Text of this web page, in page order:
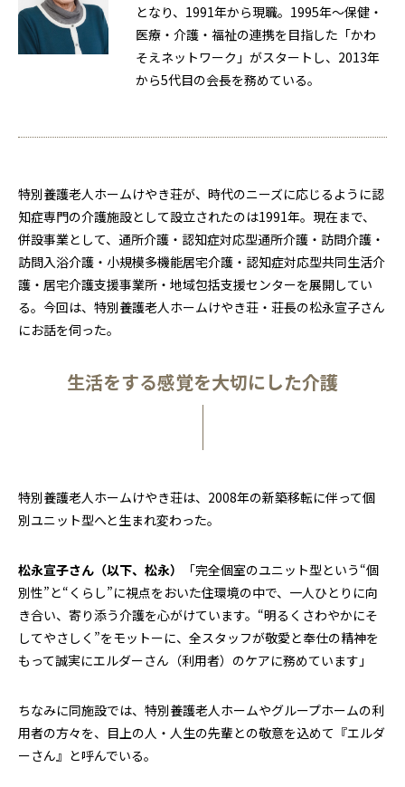
となり、1991年から現職。1995年〜保健・
医療・介護・福祉の連携を目指した「かわ
そえネットワーク」がスタートし、2013年
から5代目の会長を務めている。
特別養護老人ホームけやき荘が、時代のニーズに応じるように認
知症専門の介護施設として設立されたのは1991年。現在まで、
併設事業として、通所介護・認知症対応型通所介護・訪問介護・
訪問入浴介護・小規模多機能居宅介護・認知症対応型共同生活介
護・居宅介護支援事業所・地域包括支援センターを展開してい
る。今回は、特別養護老人ホームけやき荘・荘長の松永宣子さん
にお話を伺った。
生活をする感覚を大切にした介護
特別養護老人ホームけやき荘は、2008年の新築移転に伴って個
別ユニット型へと生まれ変わった。
松永宣子さん（以下、松永）
「完全個室のユニット型という“個
別性”と“くらし”に視点をおいた住環境の中で、一人ひとりに向
き合い、寄り添う介護を心がけています。“明るくさわやかにそ
してやさしく”をモットーに、全スタッフが敬愛と奉仕の精神を
もって誠実にエルダーさん（利用者）のケアに務めています」
ちなみに同施設では、特別養護老人ホームやグループホームの利
用者の方々を、目上の人・人生の先輩との敬意を込めて『エルダ
ーさん』と呼んでいる。